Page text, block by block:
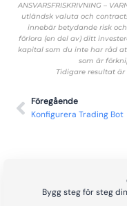
ANSVARSFRISKRIVNING –
utländsk valuta och
innebär betydande risk
förlora (en del av) ditt
kapital som du inte har råd
som är
Tidigare resultat
Föregående
Konfigurera Trading Bot
Bygg steg för steg